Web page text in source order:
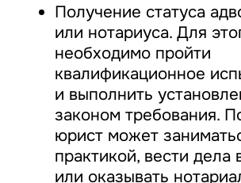
Получение статуса
или нотариуса. Для
необходимо пройти
квалификационное
и выполнить
законом требования.
юрист может
практикой, вести дела
или оказывать